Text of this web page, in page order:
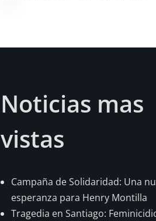
Noticias mas
vistas
Campaña de Solidaridad: Una
esperanza para Henry Montilla
Tragedia en Santiago: